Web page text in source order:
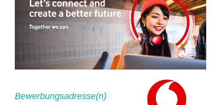
Bewerbungsadresse(n)